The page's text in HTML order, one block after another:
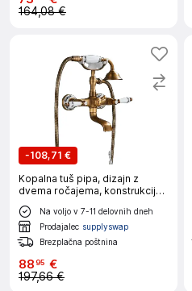
164,08 €
-108,71 €
Kopalna tuš pipa, dizajn z
dvema ročajema, konstrukcija
iz mesinga, Antik medenina
Na voljo v 7-11 delovnih dneh
Prodajalec supplyswap
Brezplačna poštnina
8895 €
197,66 €